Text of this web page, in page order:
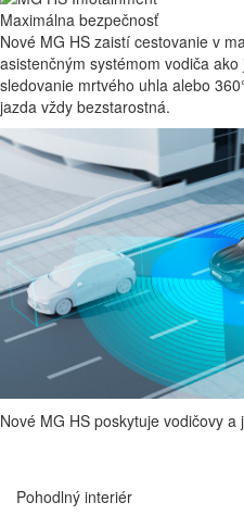
Pohodlne se usaďte a relaxujte
teplota
Nové MG HS prichádza s úplne
zo syntetickej kože v čiernej alebo
Maximálna bezpečnosť
Nové MG HS zaistí cestovanie v
asistenčným systémom vodiča
sledovanie mrtvého uhla alebo
jazda vždy bezstarostná.
Nové MG HS poskytuje vodičovy
Pohodlný interiér